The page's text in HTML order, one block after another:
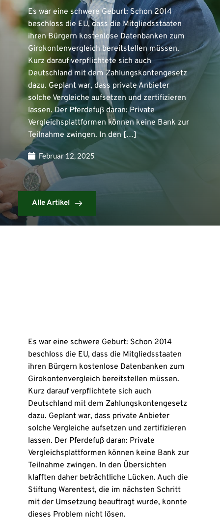
Es war eine schwere Geburt: Schon 2014
beschloss die EU, dass die Mitgliedsstaaten
ihren Bürgern kostenlose Datenbanken zum
Girokontenvergleich bereitstellen müssen.
Kurz darauf verpflichtete sich auch
Deutschland mit dem Zahlungskontengesetz
dazu. Geplant war, dass private Anbieter
solche Vergleiche aufsetzen und zertifizieren
lassen. Der Pferdefuß daran: Private
Vergleichsplattformen können keine Bank zur
Teilnahme zwingen. In den […]
Februar 12, 2025
Alle Artikel
Es war eine schwere Geburt: Schon 2014
beschloss die EU, dass die Mitgliedsstaaten
ihren Bürgern kostenlose Datenbanken zum
Girokontenvergleich bereitstellen müssen.
Kurz darauf verpflichtete sich auch
Deutschland mit dem Zahlungskontengesetz
dazu. Geplant war, dass private Anbieter
solche Vergleiche aufsetzen und zertifizieren
lassen. Der Pferdefuß daran: Private
Vergleichsplattformen können keine Bank zur
Teilnahme zwingen. In den Übersichten
klafften daher beträchtliche Lücken. Auch die
Stiftung Warentest, die im nächsten Schritt
mit der Umsetzung beauftragt wurde, konnte
dieses Problem nicht lösen.